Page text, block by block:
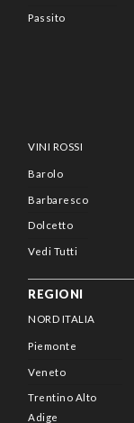
Passito
VINI ROSSI
Barolo
Barbaresco
Dolcetto
Vedi Tutti
REGIONI
NORD ITALIA
Piemonte
Veneto
Trentino Alto
Adige